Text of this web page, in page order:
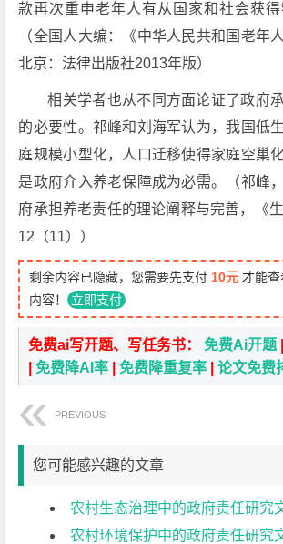
款再次重申老年人有从国家和社会获得
（全国人大编：《中华人民共和国老年
北京：法律出版社2013年版）
相关学者也从不同方面论证了政府
的必要性。祁峰和刘海军认为，我国低
庭规模小型化，人口迁移使得家庭空巢
是政府介入养老保障成为必需。（祁峰
府承担养老责任的理论阐释与完善，《
12（11））
剩余内容已隐藏，您需要先支付 10元 才能
内容！ 立即支付
免费ai写开题、写任务书：免费Ai开题
|免费降AI率 |免费降重复率 |论文免费
PREVIOUS
您可能感兴趣的文章
农村生态治理中的政府责任研究
农村环境保护中的政府责任研究